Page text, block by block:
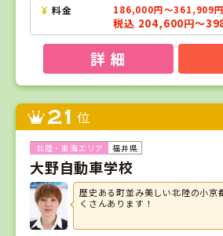
料金
186,000円～361,909円
税込 204,600円～
詳 細
21 位
福井県
大野自動車学校
歴史ある町並み美しい北陸の小京
くさんあります！